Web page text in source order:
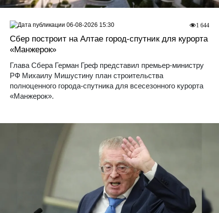
Сбер построит на Алтае город-спутник для курорта
«Манжерок»
Глава Сбера Герман Греф представил премьер-министру
РФ Михаилу Мишустину план строительства
полноценного города-спутника для всесезонного курорта
«Манжерок».
1 644
06-08-2026 15:30